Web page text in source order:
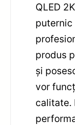
QLED
puternic
produs
și
vor
calitate.